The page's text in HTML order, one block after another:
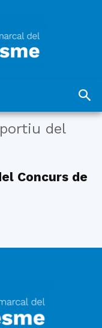
del
Concurs de